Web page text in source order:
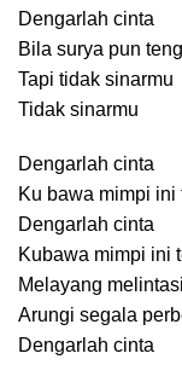
Dengarlah cinta
Bila surya pun
Tapi tidak sinarmu
Tidak sinarmu
Dengarlah cinta
Ku bawa mimpi ini
Dengarlah cinta
Kubawa mimpi ini
Melayang melintasi
Arungi segala
Dengarlah cinta